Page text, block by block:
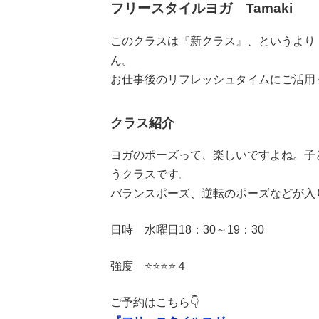
フリースタイルヨガ Tamaki
このクラスは『新クラス』、というよ
ん。
お仕事後のリフレッシュタイムにご活用
クラス紹介
ヨガのポーズって、楽しいですよね。
うクラスです。
バランスポーズ、逆転のポーズなどが
日時 水曜日18：30～19：30
強度 ⭐️⭐️⭐️⭐️４
ご予約はこちら👇